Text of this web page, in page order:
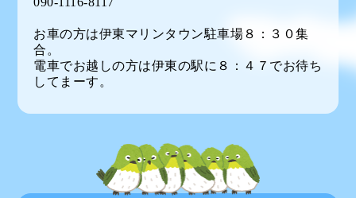
お車の方は伊東マリンタウン駐車場８：３０集
合。
電車でお越しの方は伊東の駅に８：４７でお待ち
してまーす。